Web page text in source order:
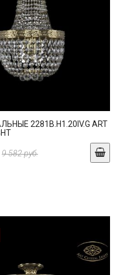
2281B.H1.20IV.G ART
9 582 руб.